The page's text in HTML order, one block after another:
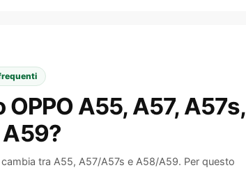
A55, A57, A57s,
tra A55, A57/A57s e A58/A59. Per questo